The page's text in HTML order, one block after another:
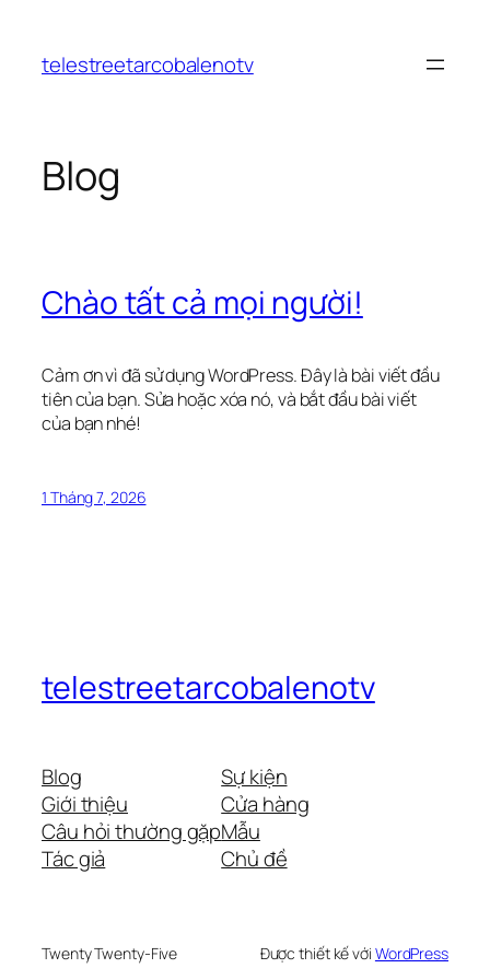
phầntelestreetarcobalenotv
Blog
Chào tất cả mọi người!
Cảm ơn vì đã sử dụng WordPress. Đây là bài viết đầu
tiên của bạn. Sửa hoặc xóa nó, và bắt đầu bài viết
của bạn nhé!
1 Tháng 7, 2026
telestreetarcobalenotv
Blog
Giới thiệu
Câu hỏi thường gặp
Tác giả
Sự kiện
Cửa hàng
Mẫu
Chủ đề
Twenty Twenty-Five Được thiết kế với WordPress